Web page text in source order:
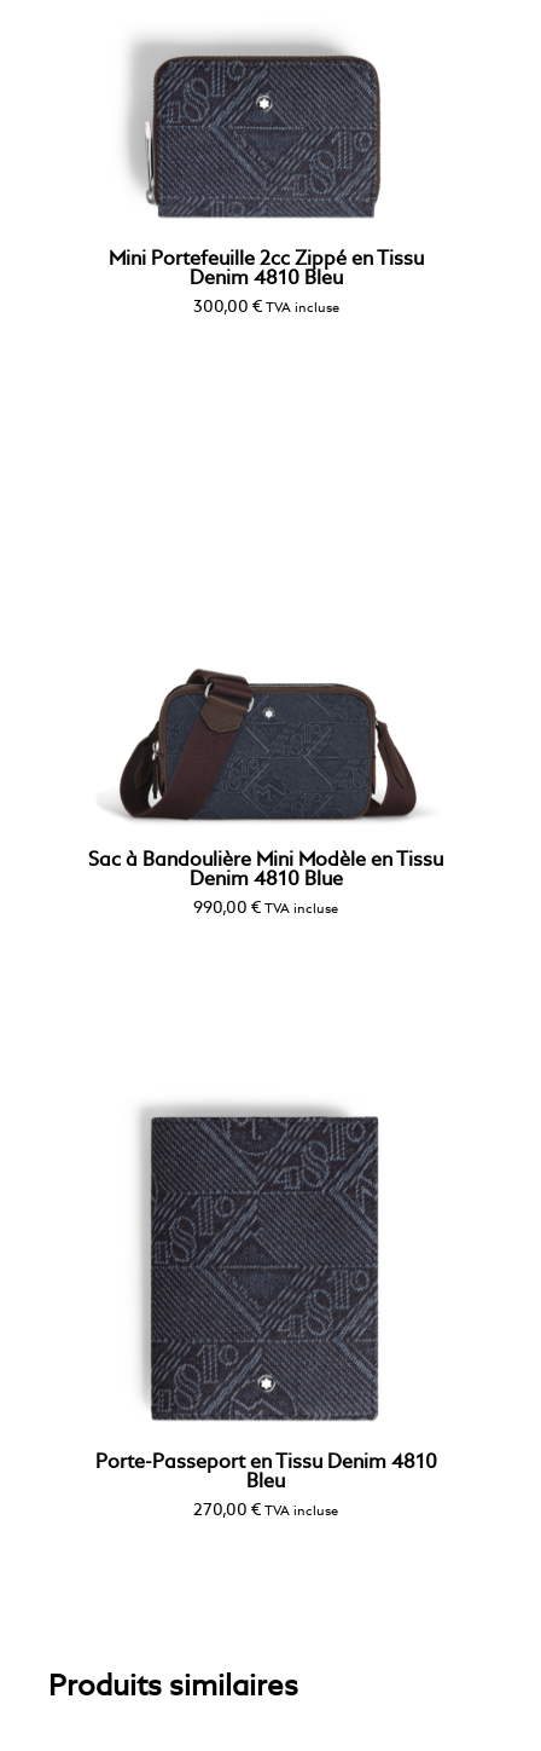
Mini Portefeuille 2cc Zippé en Tissu
Denim 4810 Bleu
300,00 € TVA incluse
Sac à Bandoulière Mini Modèle en Tissu
Denim 4810 Blue
990,00 € TVA incluse
Porte-Passeport en Tissu Denim 4810
Bleu
270,00 € TVA incluse
Produits similaires